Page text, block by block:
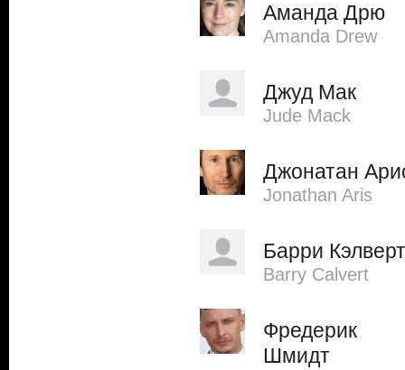
Аманда Дрю
Amanda Drew
Джуд Мак
Jude Mack
Джонатан
Jonathan Aris
Барри Кэлверт
Barry Calvert
Фредерик
Шмидт